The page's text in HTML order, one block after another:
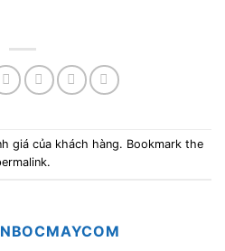
giá của khách hàng. Bookmark the
.